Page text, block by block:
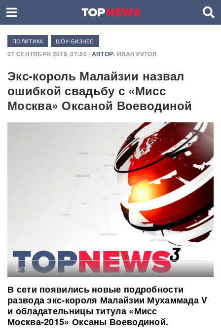
ПОЛИТИКА ШОУ-БИЗНЕС
07 СЕНТЯБРЯ 2019, 07:50 | АВТОР: ИВАН РУТОВ
Экс-король Малайзии назвал
ошибкой свадьбу с «Мисс
Москва» Оксаной Воеводиной
ФОТО:
В сети появились новые подробности
развода экс-короля Малайзии Мухаммада V
и обладательницы титула «Мисс
Москва-2015» Оксаны Воеводиной.